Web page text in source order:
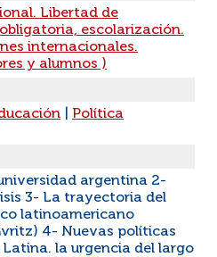
Libertad de
escolarización.
internacionales.
y alumnos )
Política
argentina 2-
3- La trayectoria del
latinoamericano
4- Nuevas políticas
la urgencia del largo